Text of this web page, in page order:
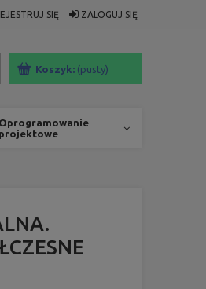
SIĘ ZALOGUJ SIĘ
Koszyk: (pusty)
Oprogramowanie
projektowe